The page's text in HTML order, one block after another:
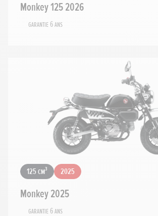
Monkey 125 2026
Garantie 6 ans
125 cm³ 2025
Monkey 2025
Garantie 6 ans